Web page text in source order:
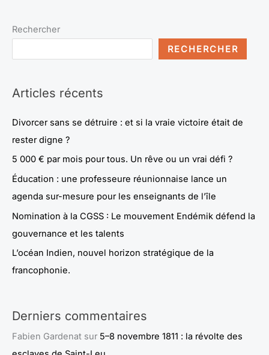
Rechercher
RECHERCHER
Articles récents
Divorcer sans se détruire : et si la vraie victoire était de
rester digne ?
5 000 € par mois pour tous. Un rêve ou un vrai défi ?
Éducation : une professeure réunionnaise lance un
agenda sur-mesure pour les enseignants de l’île
Nomination à la CGSS : Le mouvement Endémik défend la
gouvernance et les talents
L’océan Indien, nouvel horizon stratégique de la
francophonie.
Derniers commentaires
Fabien Gardenat sur 5–8 novembre 1811 : la révolte des